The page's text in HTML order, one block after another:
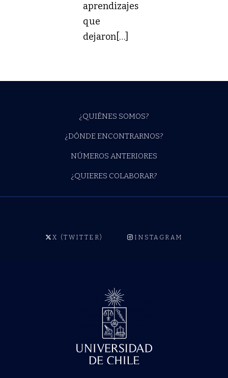
aprendizajes
que
dejaron[…]
¿QUIÉNES SOMOS?
¿DÓNDE ENCONTRARNOS?
NÚMEROS ANTERIORES
¿QUIERES COLABORAR?
X (TWITTER) INSTAGRAM